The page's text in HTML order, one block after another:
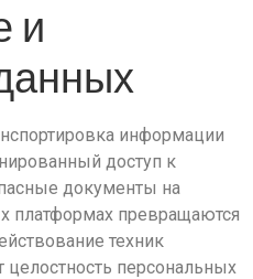
и
информации
доступ к
документы на
платформах превращаются
техник
целостность персональных